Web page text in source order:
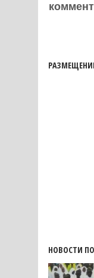
НОВОСТИ